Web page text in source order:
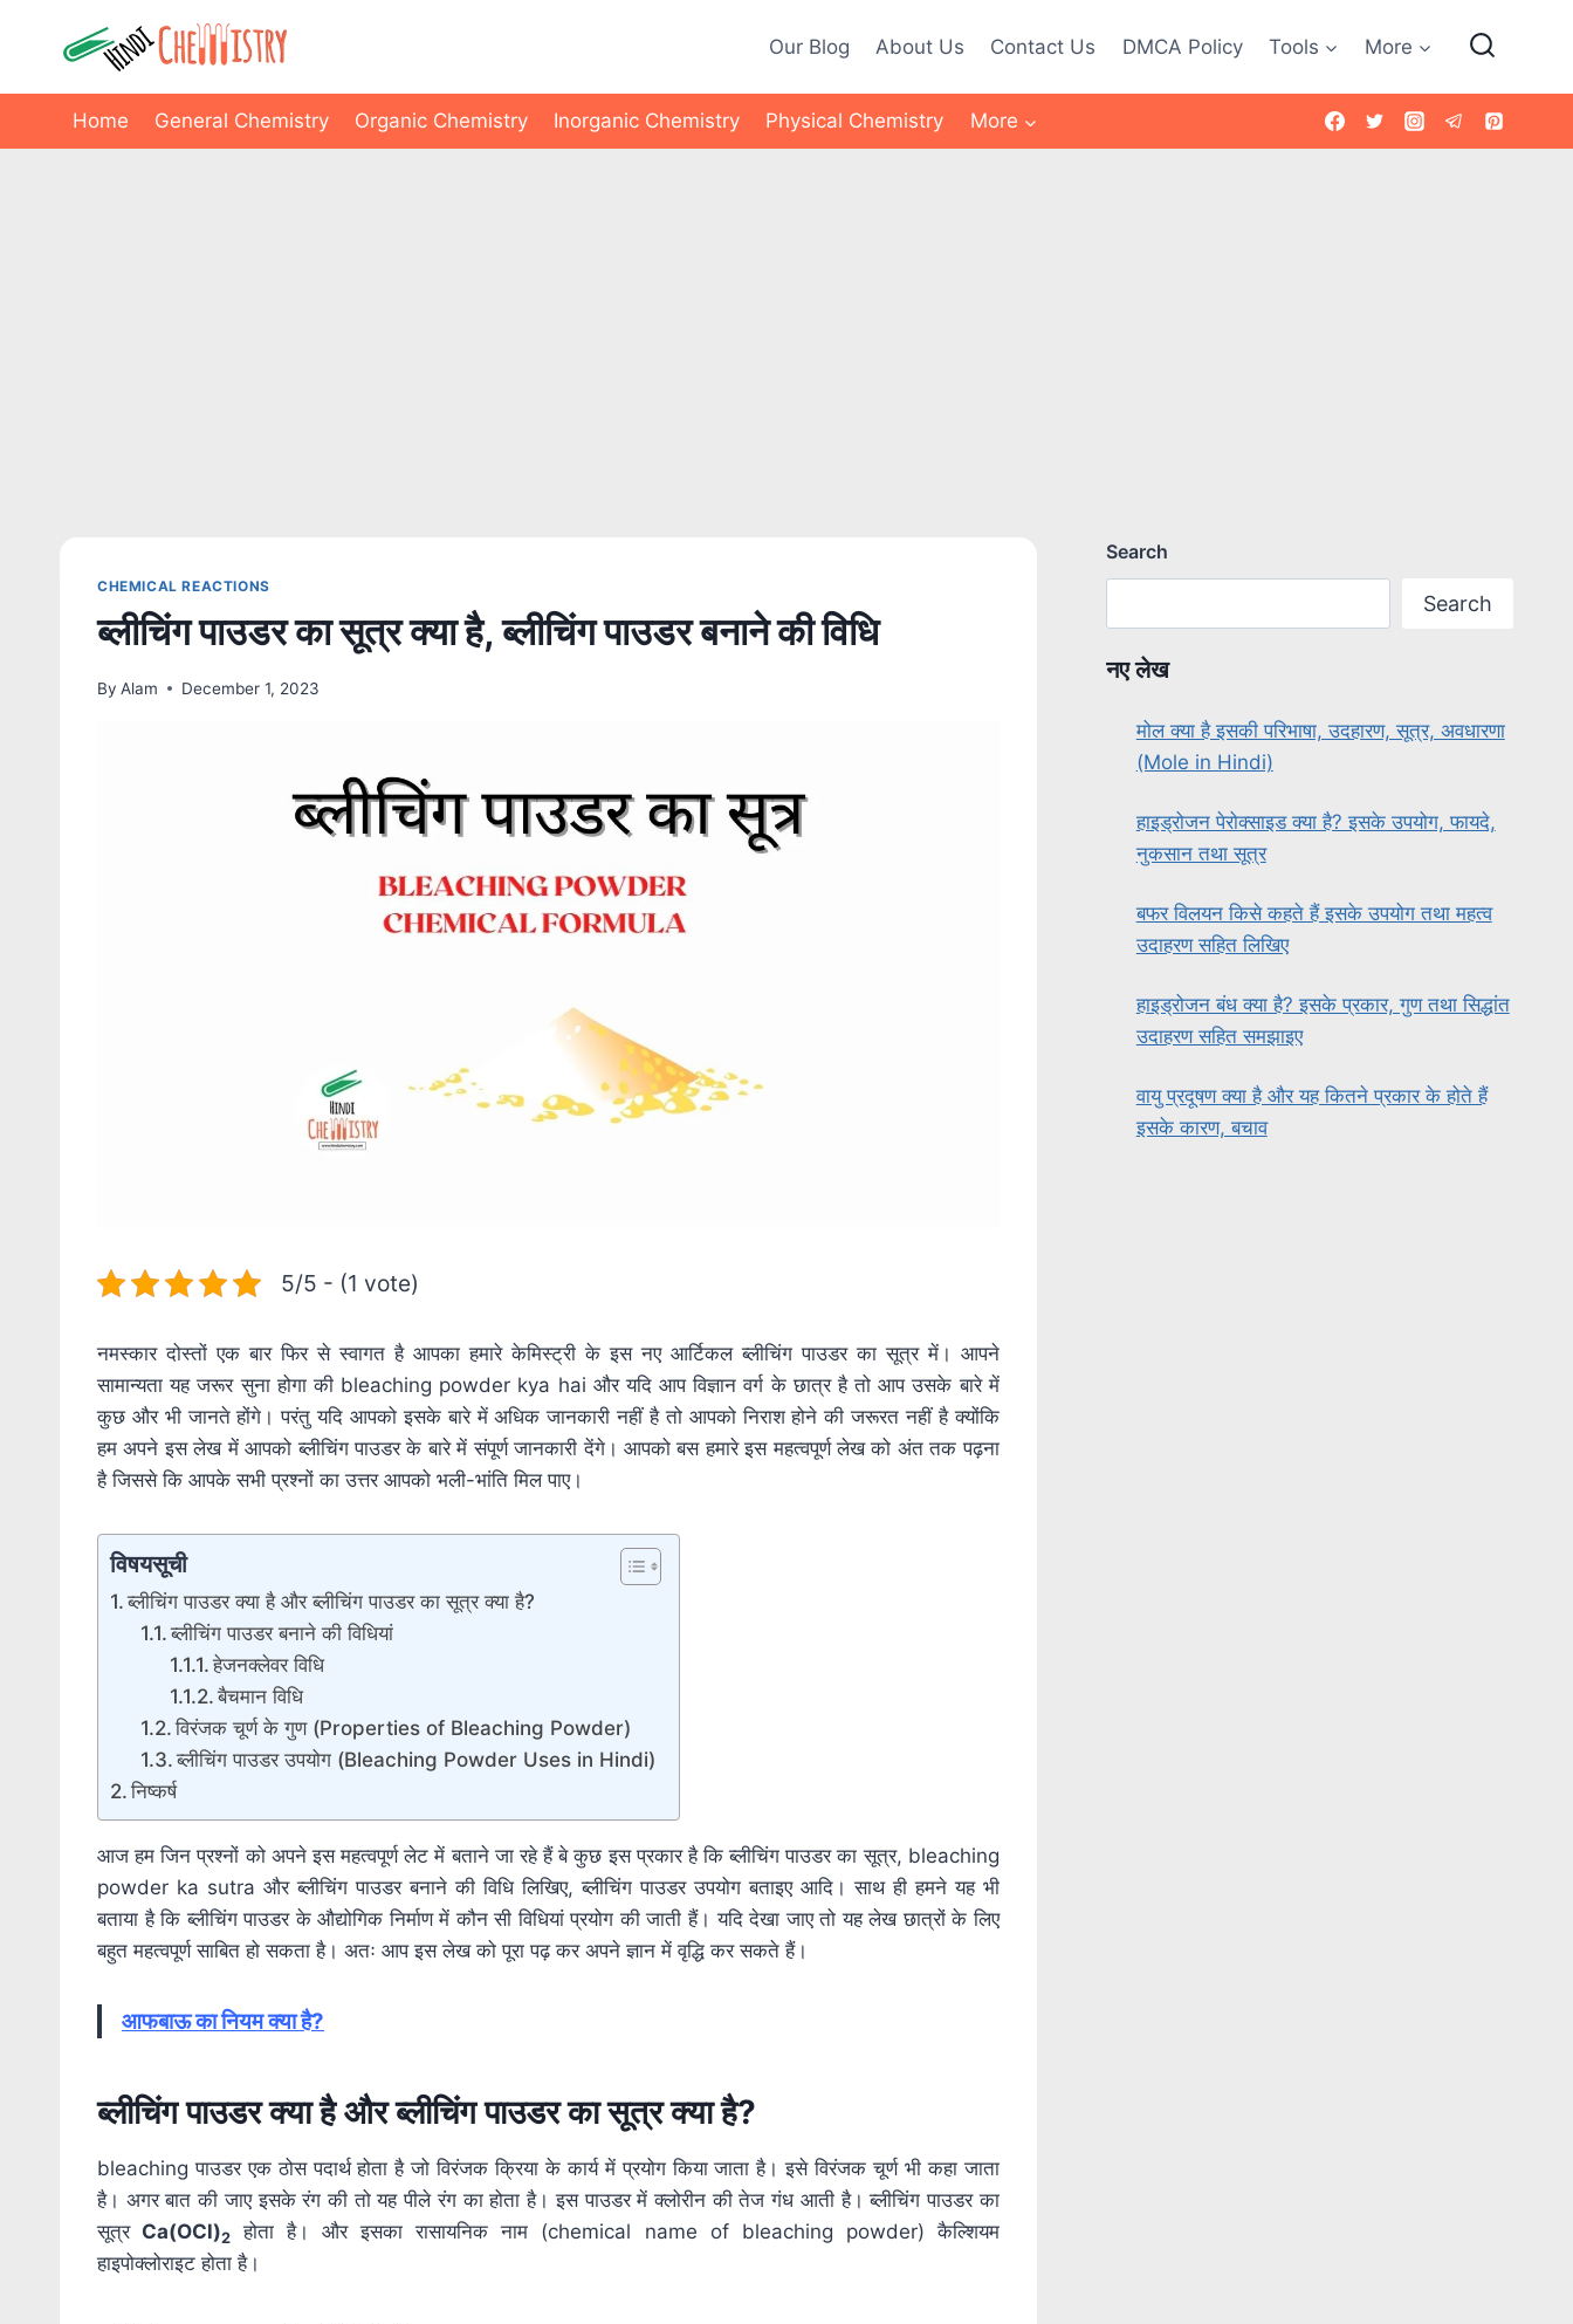
Our Blog About Us Contact Us DMCA Policy Tools More
Home General Chemistry Organic Chemistry Inorganic Chemistry Physical Chemistry More
CHEMICAL REACTIONS
ब्लीचिंग पाउडर का सूत्र क्या है, ब्लीचिंग पाउडर बनाने की विधि
By Alam December 1, 2023
5/5 - (1 vote)
नमस्कार दोस्तों एक बार फिर से स्वागत है आपका हमारे केमिस्ट्री के इस नए आर्टिकल ब्लीचिंग पाउडर का सूत्र में। आपने
सामान्यता यह जरूर सुना होगा की bleaching powder kya hai और यदि आप विज्ञान वर्ग के छात्र है तो आप उसके बारे में
कुछ और भी जानते होंगे। परंतु यदि आपको इसके बारे में अधिक जानकारी नहीं है तो आपको निराश होने की जरूरत नहीं है क्योंकि
हम अपने इस लेख में आपको ब्लीचिंग पाउडर के बारे में संपूर्ण जानकारी देंगे। आपको बस हमारे इस महत्वपूर्ण लेख को अंत तक पढ़ना
है जिससे कि आपके सभी प्रश्नों का उत्तर आपको भली-भांति मिल पाए।
विषयसूची
ब्लीचिंग पाउडर क्या है और ब्लीचिंग पाउडर का सूत्र क्या है?
ब्लीचिंग पाउडर बनाने की विधियां
हेजनक्लेवर विधि
बैचमान विधि
विरंजक चूर्ण के गुण (Properties of Bleaching Powder)
ब्लीचिंग पाउडर उपयोग (Bleaching Powder Uses in Hindi)
निष्कर्ष
आज हम जिन प्रश्नों को अपने इस महत्वपूर्ण लेट में बताने जा रहे हैं बे कुछ इस प्रकार है कि ब्लीचिंग पाउडर का सूत्र, bleaching
powder ka sutra और ब्लीचिंग पाउडर बनाने की विधि लिखिए, ब्लीचिंग पाउडर उपयोग बताइए आदि। साथ ही हमने यह भी
बताया है कि ब्लीचिंग पाउडर के औद्योगिक निर्माण में कौन सी विधियां प्रयोग की जाती हैं। यदि देखा जाए तो यह लेख छात्रों के लिए
बहुत महत्वपूर्ण साबित हो सकता है। अतः आप इस लेख को पूरा पढ़ कर अपने ज्ञान में वृद्धि कर सकते हैं।
आफबाऊ का नियम क्या है?
ब्लीचिंग पाउडर क्या है और ब्लीचिंग पाउडर का सूत्र क्या है?
bleaching पाउडर एक ठोस पदार्थ होता है जो विरंजक क्रिया के कार्य में प्रयोग किया जाता है। इसे विरंजक चूर्ण भी कहा जाता
है। अगर बात की जाए इसके रंग की तो यह पीले रंग का होता है। इस पाउडर में क्लोरीन की तेज गंध आती है। ब्लीचिंग पाउडर का
सूत्रCa(OCl)2
होता है। और इसका रासायनिक नाम (chemical name of bleaching powder) कैल्शियम
हाइपोक्लोराइट होता है।
Search
Search
नए लेख
मोल क्या है इसकी परिभाषा, उदहारण, सूत्र, अवधारणा
(Mole in Hindi)
हाइड्रोजन पेरोक्साइड क्या है? इसके उपयोग, फायदे,
नुकसान तथा सूत्र
बफर विलयन किसे कहते हैं इसके उपयोग तथा महत्व
उदाहरण सहित लिखिए
हाइड्रोजन बंध क्या है? इसके प्रकार, गुण तथा सिद्धांत
उदाहरण सहित समझाइए
वायु प्रदूषण क्या है और यह कितने प्रकार के होते हैं
इसके कारण, बचाव